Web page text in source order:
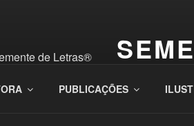
PUBLICAÇÕES